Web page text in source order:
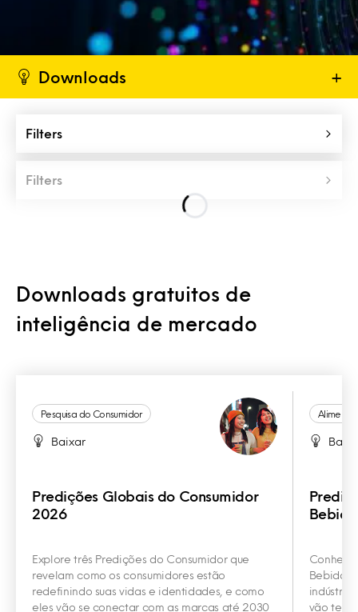
Downloads +
Filters
Filters
Downloads gratuitos de
inteligência de mercado
Pesquisa do Consumidor
Baixar
Predições Globais do Consumidor
2026
Explore três Predições do Consumidor que
revelam como os consumidores estão
redefinindo suas vidas e identidades, e como
eles vão se conectar com as marcas até 2030
Bebidas
indústria
vão te